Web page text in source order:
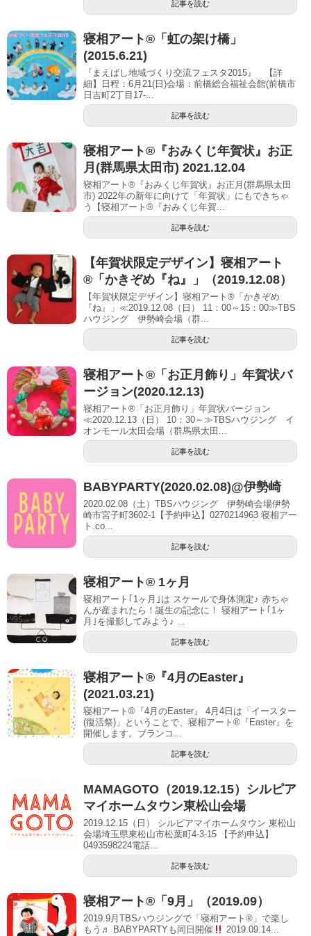
記事を読む
寝相アート®「虹の架け橋」
(2015.6.21)
『まえばし地域づくり交流フェスタ2015』 【詳
細】日程：6月21(日)会場：前橋総合福祉会館(前橋市
日吉町2丁目17-...
記事を読む
寝相アート®︎『おみくじ年賀状』お正
月(群馬県太田市) 2021.12.04
寝相アート®︎『おみくじ年賀状』お正月(群馬県太田
市) 2022年の新年に向けて「年賀状」にもできちゃ
う【寝相アート®︎『おみくじ年賀...
記事を読む
【年賀状限定デザイン】寝相アート
®「かきぞめ『ね』」（2019.12.08）
【年賀状限定デザイン】寝相アート®「かきぞめ
『ね』」≪2019.12.08（日） 11：00～15：00≫TBS
ハウジング 伊勢崎会場（群...
記事を読む
寝相アート®「お正月飾り」年賀状バ
ージョン(2020.12.13)
寝相アート®「お正月飾り」年賀状バージョン
≪2020.12.13（日） 10：30～≫TBSハウジング イ
オンモール太田会場（群馬県太田...
記事を読む
BABYPARTY(2020.02.08)@伊勢崎
2020.02.08（土）TBSハウジング 伊勢崎会場伊勢
崎市宮子町3602-1【予約申込】0270214963 寝相アー
ト.co...
記事を読む
寝相アート® 1ヶ月
寝相アート｢1ヶ月｣は スケールで身体測定♪ 赤ちゃ
んが産まれたら！誕生の記念に！ 寝相アート｢1ヶ
月｣を撮影してみよう♪ ...
記事を読む
寝相アート®『4月のEaster』
(2021.03.21)
寝相アート®『4月のEaster』 4月4日は「イースター
(復活祭)」ということで、寝相アート®︎『Easter』を
開催します。ブランコ...
記事を読む
MAMAGOTO（2019.12.15）シルピア
マイホームタウン東松山会場
2019.12.15（日） シルピアマイホームタウン 東松山
会場埼玉県東松山市松葉町4-3-15 【予約申込】
0493598224電話...
記事を読む
寝相アート®「9月」（2019.09）
2019.9月TBSハウジングで「寝相アート®」で楽し
もう♬ BABYPARTYも同日開催
2019.09.14...